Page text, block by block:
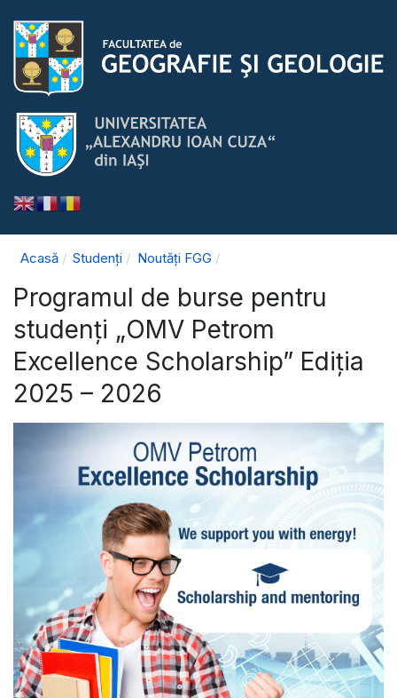
Acasă Studenți Noutăți FGG
Programul de burse pentru
studenți „OMV Petrom
Excellence Scholarship” Ediția
2025 – 2026